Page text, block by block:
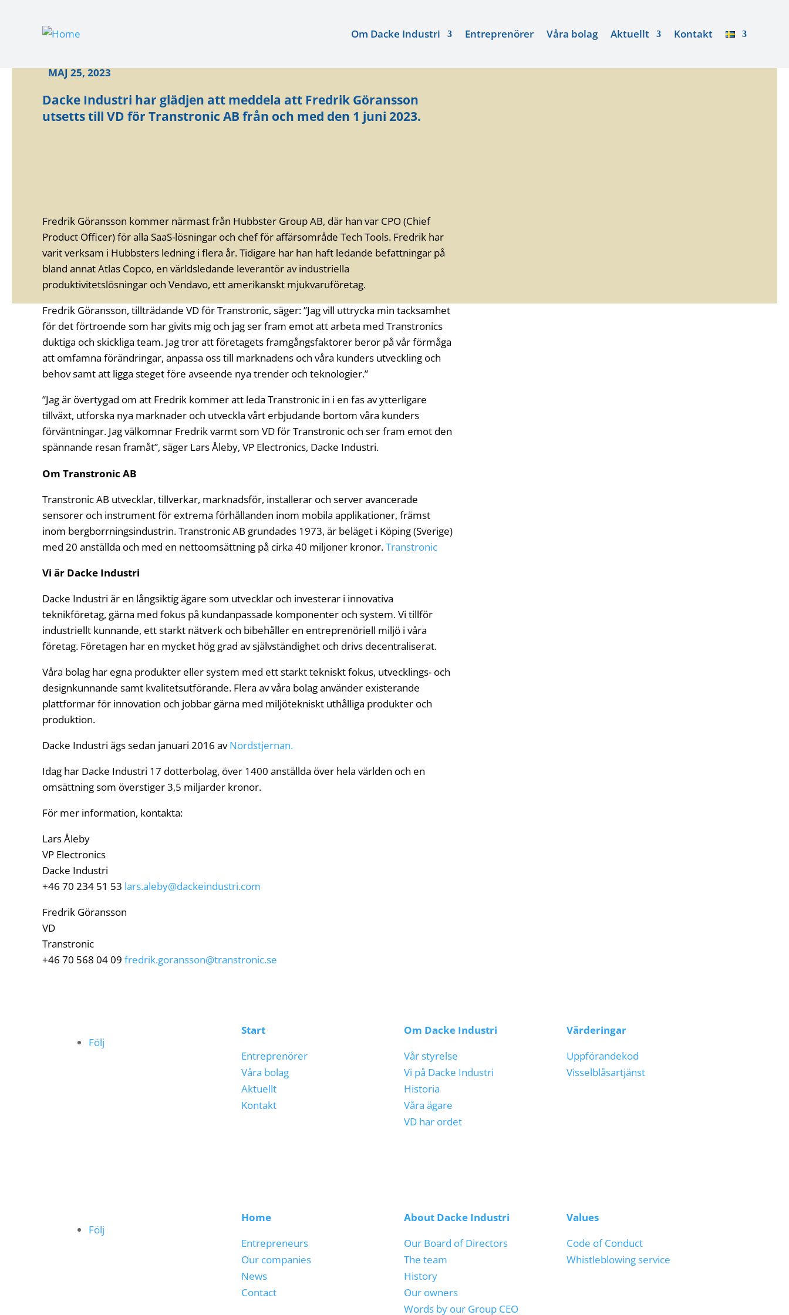
Om Dacke Industri Entreprenörer Våra bolag Aktuellt Kontakt
Om Dacke Industri Entreprenörer Våra bolag Aktuellt Kontakt
MAJ 25, 2023
Dacke Industri har glädjen att meddela att Fredrik Göransson
utsetts till VD för Transtronic AB från och med den 1 juni 2023.
Fredrik Göransson kommer närmast från Hubbster Group AB, där han var CPO (Chief
Product Officer) för alla SaaS-lösningar och chef för affärsområde Tech Tools. Fredrik har
varit verksam i Hubbsters ledning i flera år. Tidigare har han haft ledande befattningar på
bland annat Atlas Copco, en världsledande leverantör av industriella
produktivitetslösningar och Vendavo, ett amerikanskt mjukvaruföretag.
Fredrik Göransson, tillträdande VD för Transtronic, säger: ”Jag vill uttrycka min tacksamhet
för det förtroende som har givits mig och jag ser fram emot att arbeta med Transtronics
duktiga och skickliga team. Jag tror att företagets framgångsfaktorer beror på vår förmåga
att omfamna förändringar, anpassa oss till marknadens och våra kunders utveckling och
behov samt att ligga steget före avseende nya trender och teknologier.”
”Jag är övertygad om att Fredrik kommer att leda Transtronic in i en fas av ytterligare
tillväxt, utforska nya marknader och utveckla vårt erbjudande bortom våra kunders
förväntningar. Jag välkomnar Fredrik varmt som VD för Transtronic och ser fram emot den
spännande resan framåt”, säger Lars Åleby, VP Electronics, Dacke Industri.
Om Transtronic AB
Transtronic AB utvecklar, tillverkar, marknadsför, installerar och server avancerade
sensorer och instrument för extrema förhållanden inom mobila applikationer, främst
inom bergborrningsindustrin. Transtronic AB grundades 1973, är beläget i Köping (Sverige)
med 20 anställda och med en nettoomsättning på cirka 40 miljoner kronor.Transtronic
Vi är Dacke Industri
Dacke Industri är en långsiktig ägare som utvecklar och investerar i innovativa
teknikföretag, gärna med fokus på kundanpassade komponenter och system. Vi tillför
industriellt kunnande, ett starkt nätverk och bibehåller en entreprenöriell miljö i våra
företag. Företagen har en mycket hög grad av självständighet och drivs decentraliserat.
Våra bolag har egna produkter eller system med ett starkt tekniskt fokus, utvecklings- och
designkunnande samt kvalitetsutförande. Flera av våra bolag använder existerande
plattformar för innovation och jobbar gärna med miljötekniskt uthålliga produkter och
produktion.
Dacke Industri ägs sedan januari 2016 avNordstjernan.
Idag har Dacke Industri 17 dotterbolag, över 1400 anställda över hela världen och en
omsättning som överstiger 3,5 miljarder kronor.
För mer information, kontakta:
Lars Åleby
VP Electronics
Dacke Industri
+46 70 234 51 53 lars.aleby@dackeindustri.com
Fredrik Göransson
VD
Transtronic
+46 70 568 04 09 fredrik.goransson@transtronic.se
Följ
Start
Entreprenörer
Våra bolag
Aktuellt
Kontakt
Om Dacke Industri
Vår styrelse
Vi på Dacke Industri
Historia
Våra ägare
VD har ordet
Värderingar
Uppförandekod
Visselblåsartjänst
Följ
Home
Entrepreneurs
Our companies
News
Contact
About Dacke Industri
Our Board of Directors
The team
History
Our owners
Words by our Group CEO
Values
Code of Conduct
Whistleblowing service